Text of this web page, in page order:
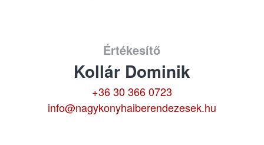
Értékesítő
Kollár Dominik
+36 30 366 0723
info@nagykonyhaiberendezesek.hu